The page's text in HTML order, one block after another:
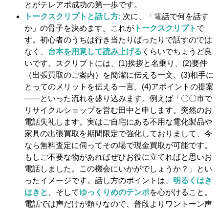
とがテレアポ成功の第一歩です。
トークスクリプトと話し方: 次に、「電話で何を話す
か」の骨子を決めます。これが トークスクリプト で
す。初心者のうちは行き当たりばったりで話すのでは
なく、 台本を用意して読み上げる くらいでちょうど良
いです。スクリプトには、(1)挨拶と名乗り、(2)要件
（出張買取のご案内）を簡潔に伝える一文、(3)相手に
とってのメリットを伝える一言、(4)アポイントの提案
――といった流れを盛り込みます。例えば「〇〇市で
リサイクルショップを営む田中と申します。突然のお
電話失礼します。実はご自宅にある不用な電化製品や
家具の出張買取を期間限定で強化しておりまして、今
なら無料査定に伺ってその場で現金買取が可能です。
もしご不要な物があればぜひお役に立てればと思いお
電話しました。この機会にいかがでしょうか？」とい
ったイメージです。話し方のポイントは、 明るくはき
はきと
、そしてゆっくりめのテンポを心がけること。
電話では声だけが頼りなので、普段よりワントーン声